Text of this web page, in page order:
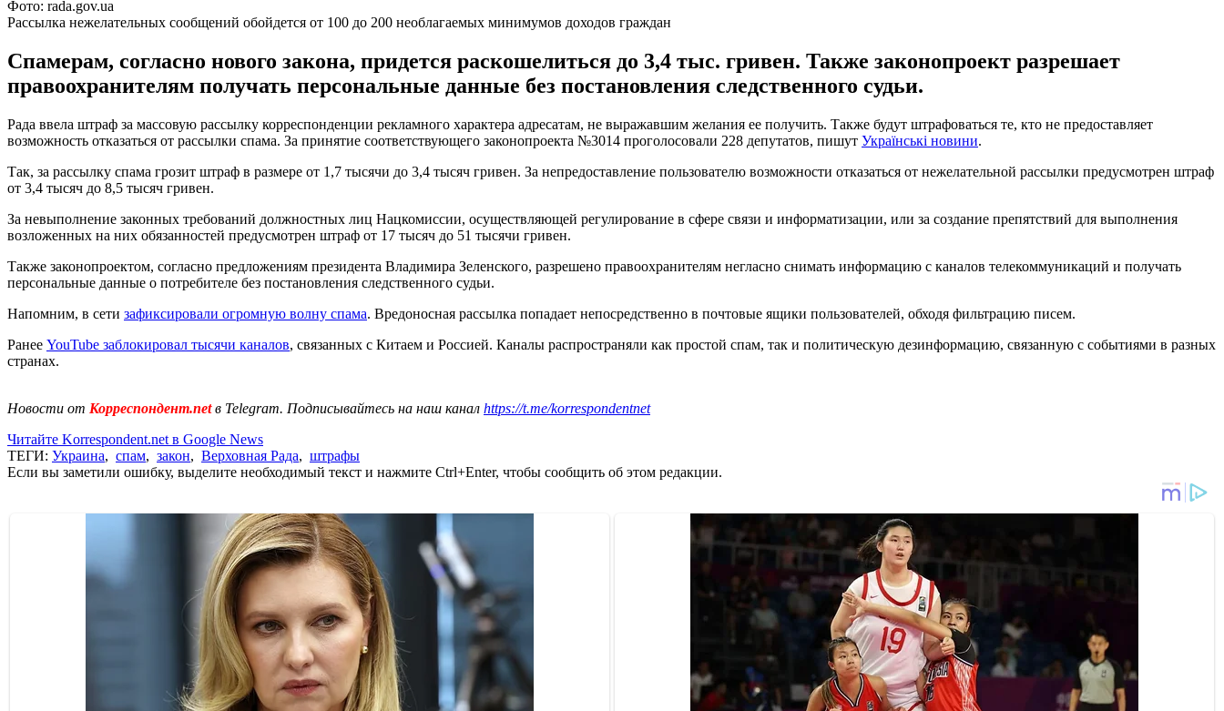
Фото: rada.gov.ua
Рассылка нежелательных сообщений обойдется от 100 до 200 необлагаемых минимумов доходов граждан
Спамерам, согласно нового закона, придется раскошелиться до 3,4 тыс. гривен. Также законопроект разрешает
правоохранителям получать персональные данные без постановления следственного судьи.
Рада ввела штраф за массовую рассылку корреспонденции рекламного характера адресатам, не выражавшим желания ее получить. Также будут штрафоваться те, кто не предоставляет
возможность отказаться от рассылки спама. За принятие соответствующего законопроекта №3014 проголосовали 228 депутатов, пишут Українські новини.
Так, за рассылку спама грозит штраф в размере от 1,7 тысячи до 3,4 тысяч гривен. За непредоставление пользователю возможности отказаться от нежелательной рассылки предусмотрен штраф
от 3,4 тысяч до 8,5 тысяч гривен.
За невыполнение законных требований должностных лиц Нацкомиссии, осуществляющей регулирование в сфере связи и информатизации, или за создание препятствий для выполнения
возложенных на них обязанностей предусмотрен штраф от 17 тысяч до 51 тысячи гривен.
Также законопроектом, согласно предложениям президента Владимира Зеленского, разрешено правоохранителям негласно снимать информацию с каналов телекоммуникаций и получать
персональные данные о потребителе без постановления следственного судьи.
Напомним, в сети зафиксировали огромную волну спама. Вредоносная рассылка попадает непосредственно в почтовые ящики пользователей, обходя фильтрацию писем.
Ранее YouTube заблокировал тысячи каналов, связанных с Китаем и Россией. Каналы распространяли как простой спам, так и политическую дезинформацию, связанную с событиями в разных
странах.
Новости от Корреспондент.netв Telegram. Подписывайтесь на наш канал https://t.me/korrespondentnet
Читайте Korrespondent.net в Google News
ТЕГИ: Украина, спам, закон, Верховная Рада, штрафы
Если вы заметили ошибку, выделите необходимый текст и нажмите Ctrl+Enter, чтобы сообщить об этом редакции.